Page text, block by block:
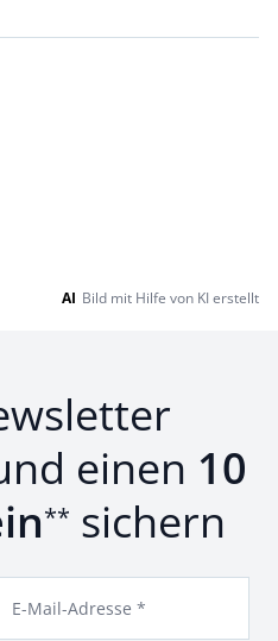
AI Bild mit Hilfe von KI erstellt
einen 10
** sichern
E-Mail-Adresse *